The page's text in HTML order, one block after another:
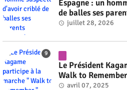
Espagne : un
de balles ses
juillet 28, 2026
Le Président
Walk to
avril 07, 2025